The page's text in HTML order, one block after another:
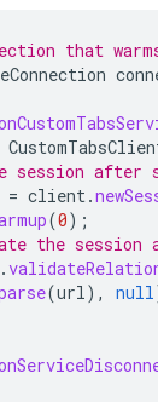
that
session after
= client.
(0);
the session
.
(url), null